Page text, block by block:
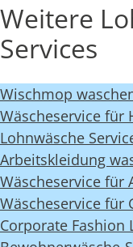
Weitere
Services
Wischmop
Wäscheservice für
Lohnwäsche
Arbeitskleidung
Wäscheservice für
Wäscheservice für
Corporate Fashion